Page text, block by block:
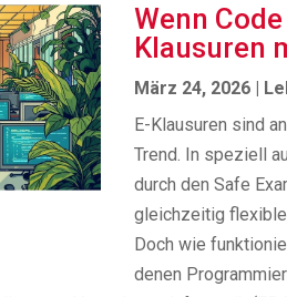
Wenn
Klausuren
März 24, 2026 |
E-Klausuren sind
Trend. In speziell
durch den Safe
gleichzeitig flexible
Doch wie
denen